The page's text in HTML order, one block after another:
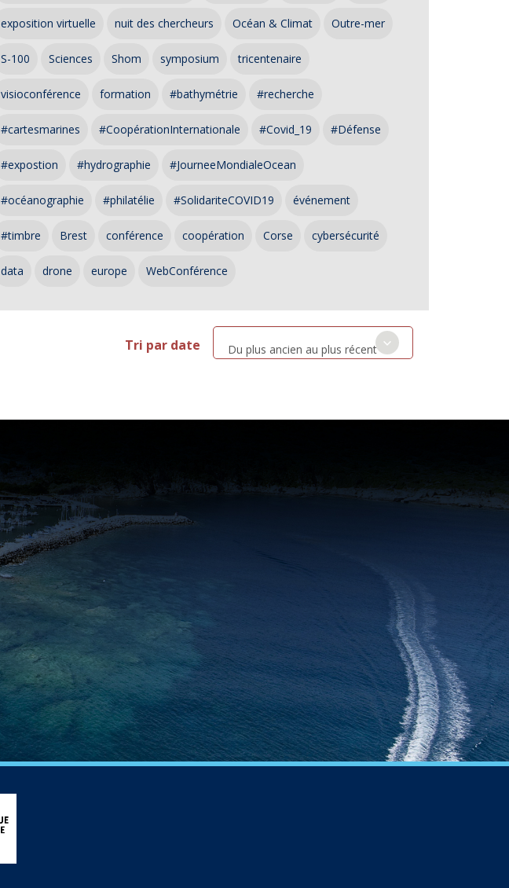
exposition virtuelle nuit des chercheurs Océan & Climat Outre-mer
S-100 Sciences Shom symposium tricentenaire
visioconférence formation #bathymétrie #recherche
#cartesmarines #CoopérationInternationale #Covid_19 #Défense
#expostion #hydrographie #JourneeMondialeOcean
#océanographie #philatélie #SolidariteCOVID19 événement
#timbre Brest conférence coopération Corse cybersécurité
data drone europe WebConférence
Tri par date Du plus ancien au plus récent